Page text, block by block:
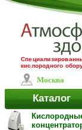
кислородного
Каталог